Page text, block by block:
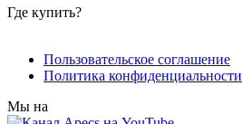
Где купить?
Пользовательское соглашение
Политика конфиденциальности
Мы на